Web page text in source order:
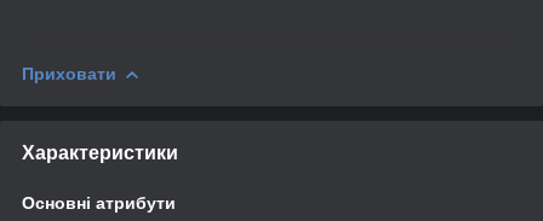
Приховати
Характеристики
Основні атрибути